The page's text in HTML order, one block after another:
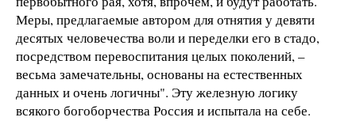
Меры, предлагаемые автором для отнятия у девяти
десятых человечества воли и переделки его в стадо,
посредством перевоспитания целых поколений, –
весьма замечательны, основаны на естественных
данных и очень логичны". Эту железную логику
всякого богоборчества Россия и испытала на себе.